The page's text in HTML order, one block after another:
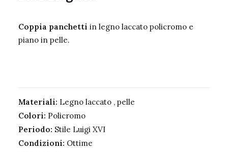
Coppia panchetti in legno laccato policromo e
piano in pelle.
Materiali: Legno laccato , pelle
Colori: Policromo
Periodo: Stile Luigi XVI
Condizioni: Ottime